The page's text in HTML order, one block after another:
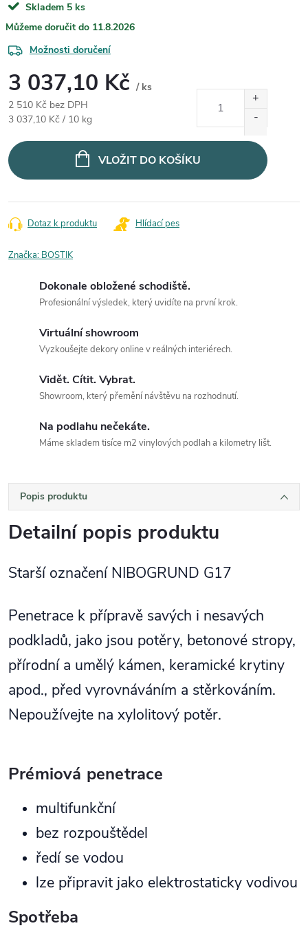
Skladem 5 ks
11.8.2026
Možnosti doručení
3 037,10 Kč / ks
2 510 Kč bez DPH
Měrná cena:
3 037,10 Kč / 10 kg
VLOŽIT DO KOŠÍKU
Dotaz k produktu Hlídací pes
Značka: BOSTIK
Dokonale obložené schodiště.
Profesionální výsledek, který uvidíte na první krok.
Virtuální showroom
Vyzkoušejte dekory online v reálných interiérech.
Vidět. Cítit. Vybrat.
Showroom, který přemění návštěvu na rozhodnutí.
Na podlahu nečekáte.
Máme skladem tisíce m2 vinylových podlah a kilometry lišt.
Popis produktu
Detailní popis produktu
Starší označení NIBOGRUND G17
Penetrace k přípravě savých i nesavých
podkladů, jako jsou potěry, betonové stropy,
přírodní a umělý kámen, keramické krytiny
apod., před vyrovnáváním a stěrkováním.
Nepoužívejte na xylolitový potěr.
Prémiová penetrace
multifunkční
bez rozpouštědel
ředí se vodou
lze připravit jako elektrostaticky vodivou
Spotřeba